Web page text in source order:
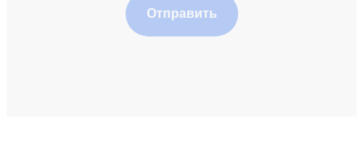
Отправить